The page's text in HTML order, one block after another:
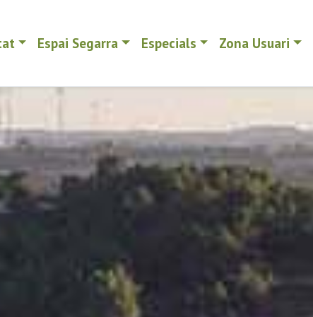
Espai Segarra Especials Zona Usuari